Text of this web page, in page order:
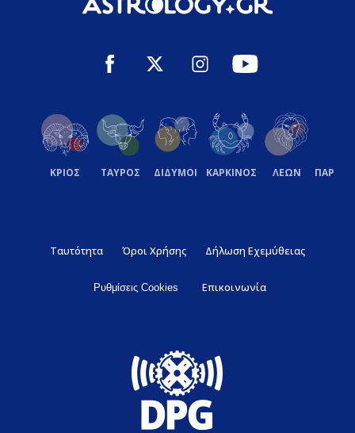
ΚΡΙΟΣ ΤΑΥΡΟΣ ΔΙΔΥΜΟΙ ΚΑΡΚΙΝΟΣ ΛΕΩΝ
Ταυτότητα Όροι Χρήσης Δήλωση Εχεμύθειας
Ρυθμίσεις Cookies Επικοινωνία